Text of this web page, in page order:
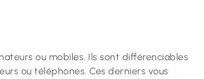
ou mobiles. Ils sont différenciables
ou téléphones. Ces derniers vous